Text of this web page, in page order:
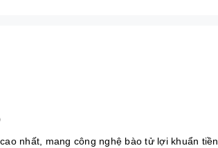
nhất, mang công nghệ bào tử lợi khuẩn tiền